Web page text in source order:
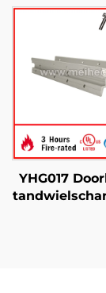
doorlopend
YHG017